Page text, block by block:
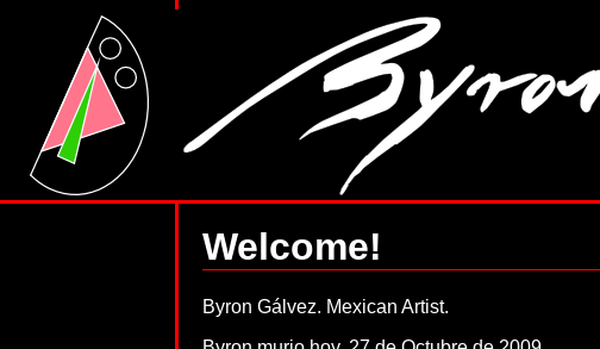
Welcome!
Byron Gálvez. Mexican Artist.